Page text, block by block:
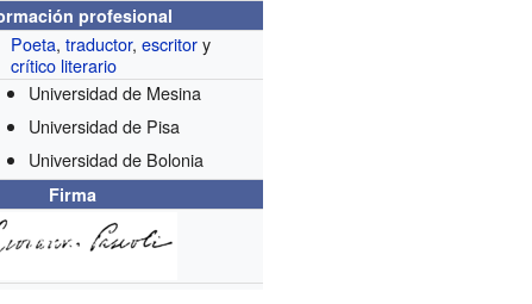
profesional
Poeta,traductor,escritory
crítico literario
Universidad de Mesina
Universidad de Pisa
Universidad de Bolonia
Firma